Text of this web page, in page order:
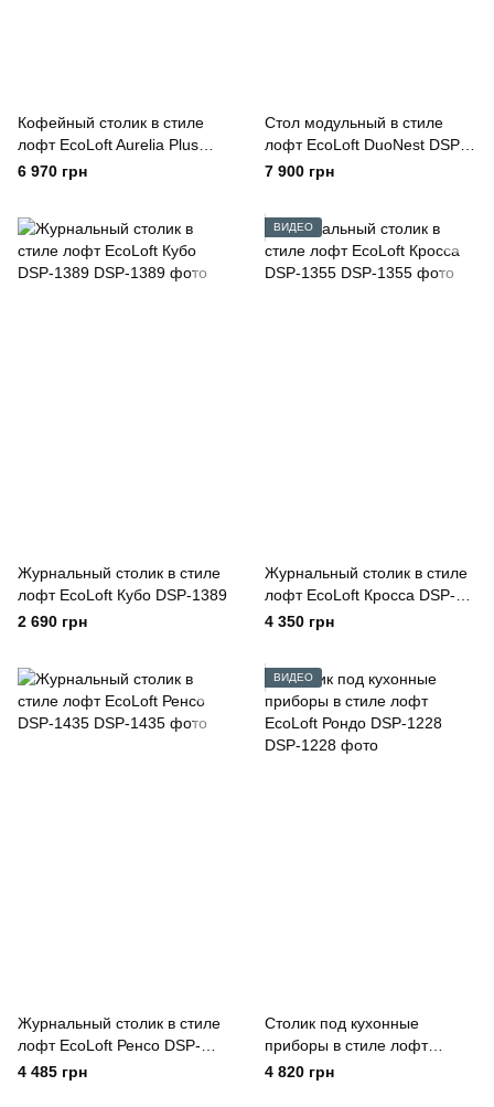
Кофейный столик в стиле
лофт EcoLoft Aurelia Plus
DSP-1160
6 970 грн
Стол модульный в стиле
лофт EcoLoft DuoNest DSP-
1426
7 900 грн
Журнальный столик в стиле
лофт EcoLoft Кубо DSP-1389
2 690 грн
ВИДЕО
Журнальный столик в стиле
лофт EcoLoft Кросса DSP-
1355
4 350 грн
Журнальный столик в стиле
лофт EcoLoft Ренсо DSP-
1435
4 485 грн
ВИДЕО
Столик под кухонные
приборы в стиле лофт
EcoLoft Рондо DSP-1228
4 820 грн